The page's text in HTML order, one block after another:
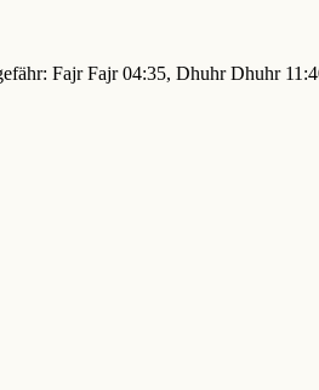
Fajr Fajr 04:35, Dhuhr Dhuhr